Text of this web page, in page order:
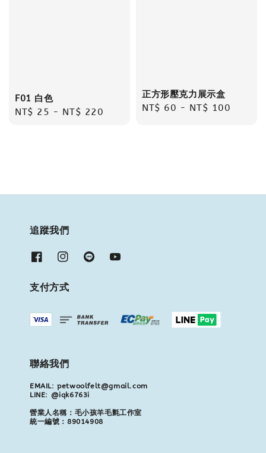
F01 白色
Regular
NT$ 25 - NT$ 220
正方形壓克力展示盒
Regular
NT$ 60 - NT$ 100
追蹤我們
支付方式
聯絡我們
EMAIL: petwoolfelt@gmail.com
LINE: @iqk6763i
營業人名稱：毛小孩羊毛氈工作室
統一編號：89014908